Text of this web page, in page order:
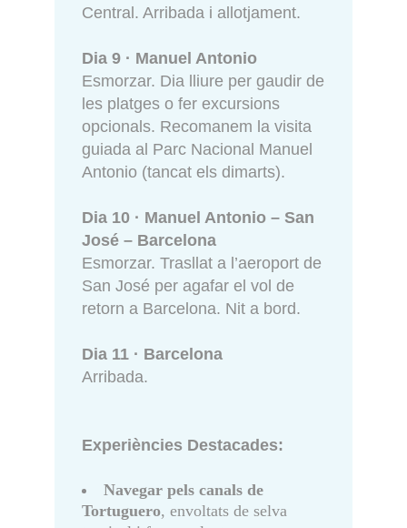
Central. Arribada i allotjament.
Dia 9 · Manuel Antonio
Esmorzar. Dia lliure per gaudir de
les platges o fer excursions
opcionals. Recomanem la visita
guiada al Parc Nacional Manuel
Antonio (tancat els dimarts).
Dia 10 · Manuel Antonio – San
José – Barcelona
Esmorzar. Trasllat a l’aeroport de
San José per agafar el vol de
retorn a Barcelona. Nit a bord.
Dia 11 · Barcelona
Arribada.
Experiències Destacades:
Navegar pels canals de
Tortuguero, envoltats de selva